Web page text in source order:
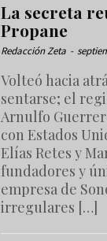
La secreta
Propane
Redacción Zeta -
Volteó hacia
sentarse; el
Arnulfo
con Estados
Elías Retes y
fundadores y
empresa de
irregulares […]